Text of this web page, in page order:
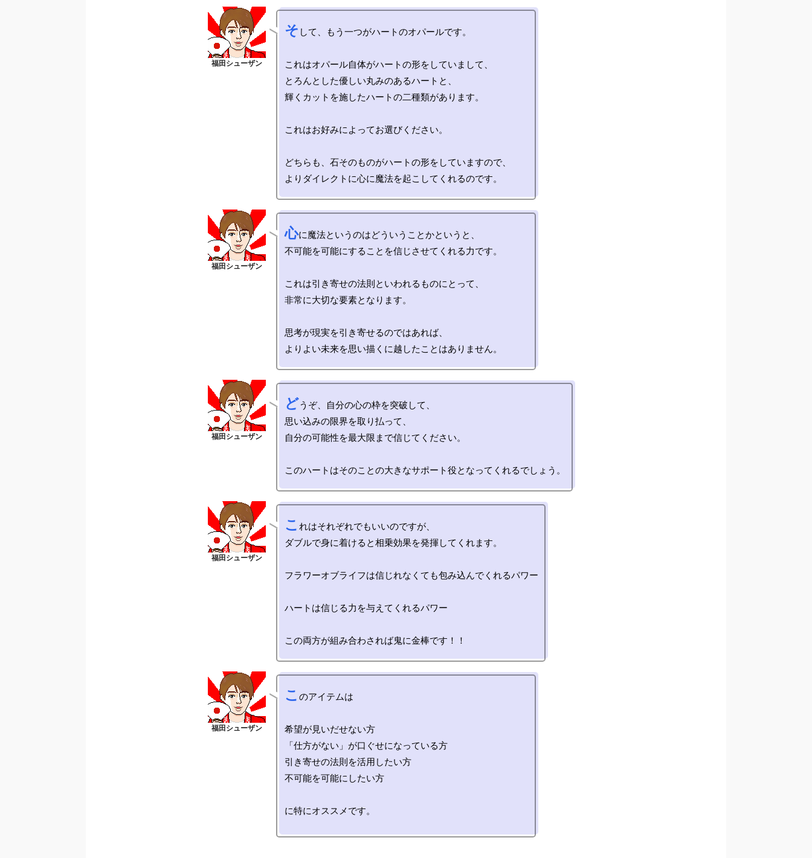
そ して、もう一つがハートのオパールです。
これはオパール自体がハートの形をしていまして、
とろんとした優しい丸みのあるハートと、
輝くカットを施したハートの二種類があります。
これはお好みによってお選びください。
どちらも、石そのものがハートの形をしていますので、
心に魔法というのはどういうことかというと、
不可能を可能にすることを信じさせてくれる力です。
これは引き寄せの法則といわれるものにとって、
非常に大切な要素となります。
思考が現実を引き寄せるのではあれば、
どうぞ、自分の心の枠を突破して、
思い込みの限界を取り払って、
自分の可能性を最大限まで信じてください。
こ れはそれぞれでもいいのですが、
ダブルで身に着けると相乗効果を発揮してくれます。
フラワーオブライフは信じれなくても包み込んでくれるパワー
ハートは信じる力を与えてくれるパワー
こ のアイテムは
希望が見いだせない方
「仕方がない」が口ぐせになっている方
引き寄せの法則を活用したい方
不可能を可能にしたい方
に特にオススメです。